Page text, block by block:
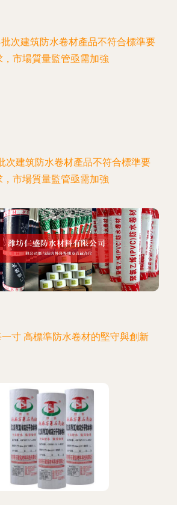
次建筑防水卷材產品不符合標準要
，市場質量監管亟需加強
寸 高標準防水卷材的堅守與創新